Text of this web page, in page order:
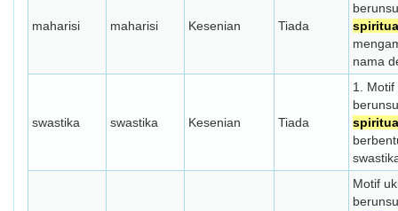
maharisi maharisi Kesenian Tiada
nama
swastika swastika Kesenian Tiada
1. Motif
Motif